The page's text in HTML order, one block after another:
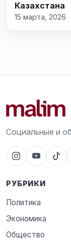
Казахстана
15 марта, 2026
Социальные и
РУБРИКИ
Политика
Экономика
Общество